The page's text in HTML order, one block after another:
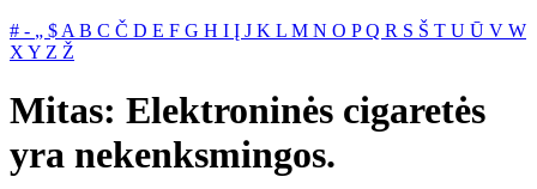
# ‐ „ $ A B C Č D E F G H I Į J K L M N O PQ R S Š T U Ū V W
X Y Z Ž
Mitas: Elektroninės cigaretės
yra nekenksmingos.